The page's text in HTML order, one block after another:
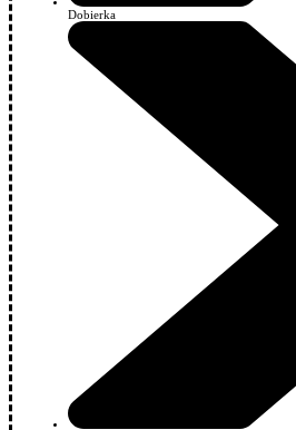
Dobierka